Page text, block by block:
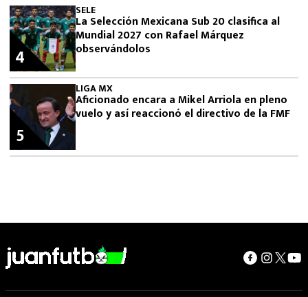
SELE
La Selección Mexicana Sub 20 clasifica al
Mundial 2027 con Rafael Márquez
observándolos
4
LIGA MX
Aficionado encara a Mikel Arriola en pleno
vuelo y así reaccionó el directivo de la FMF
5